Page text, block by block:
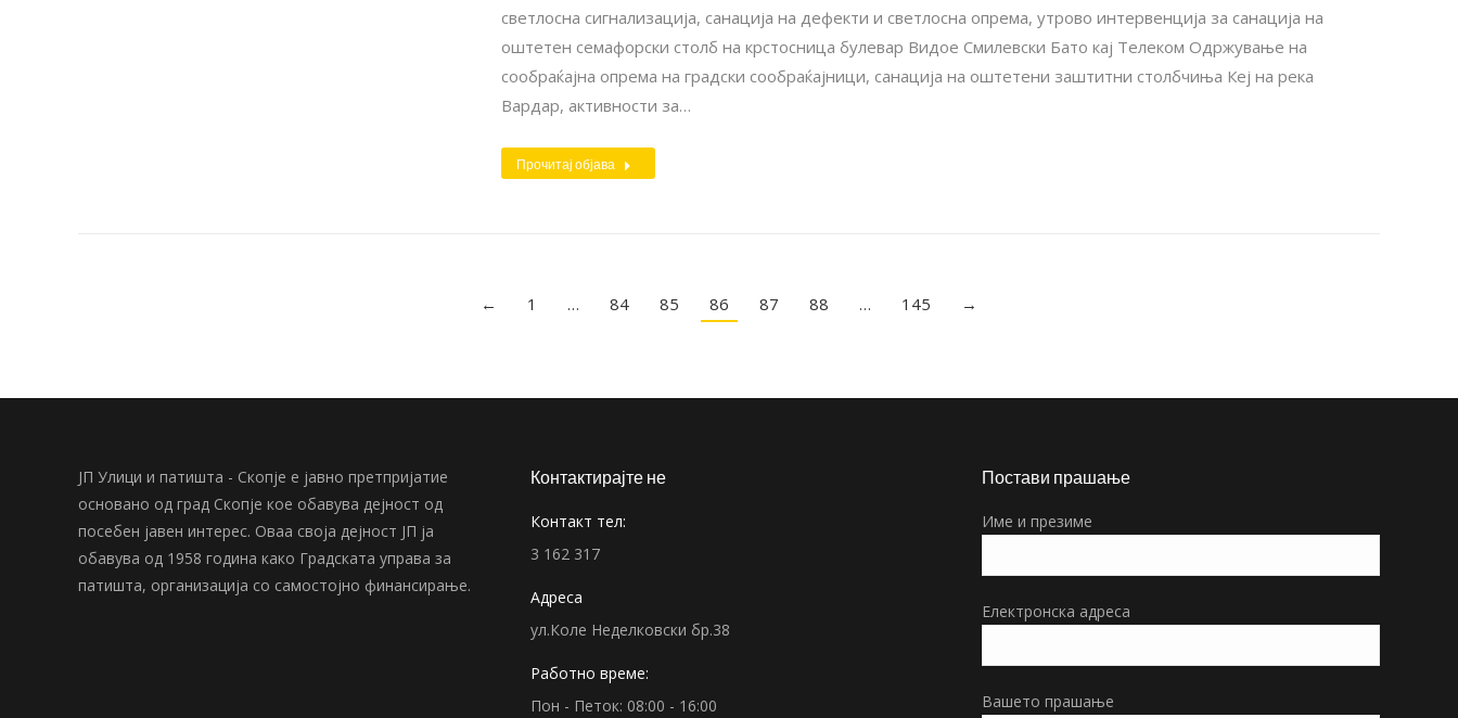
светлосна сигнализација, санација на дефекти и светлосна опрема, утрово интервенција за санација на
оштетен семафорски столб на крстосница булевар Видое Смилевски Бато кај Телеком Одржување на
сообраќајна опрема на градски сообраќајници, санација на оштетени заштитни столбчиња Кеј на река
Вардар, активности за…
Прочитај објава
← 1 … 84 85 86 87 88 … 145 →
ЈП Улици и патишта - Скопје е јавно претпријатие
основано од град Скопје кое обавува дејност од
посебен јавен интерес. Оваа своја дејност ЈП ја
обавува од 1958 година како Градската управа за
патишта, организација со самостојно финансирање.
Контактирајте не
Контакт тел:
3 162 317
Адреса
ул.Коле Неделковски бр.38
Работно време:
Пон - Петок: 08:00 - 16:00
Постави прашање
Име и презиме
Електронска адреса
Вашето прашање